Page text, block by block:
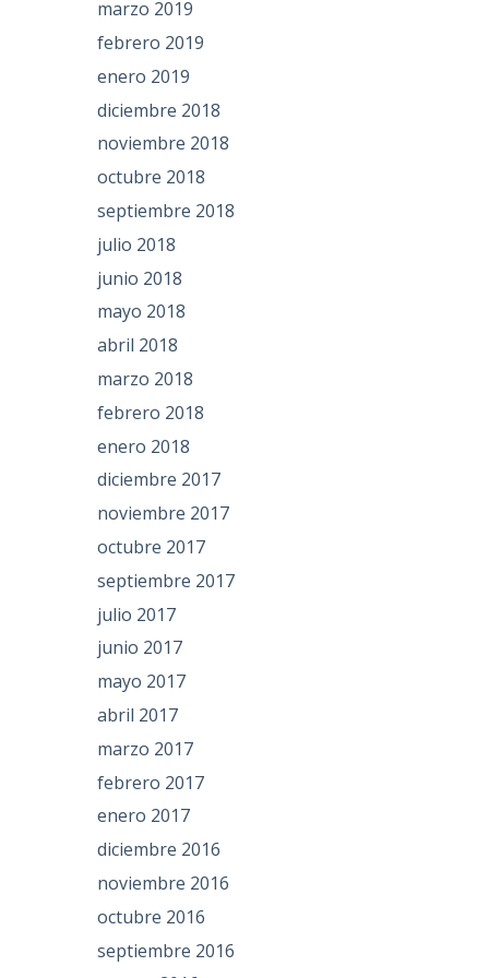
marzo 2019
febrero 2019
enero 2019
diciembre 2018
noviembre 2018
octubre 2018
septiembre 2018
julio 2018
junio 2018
mayo 2018
abril 2018
marzo 2018
febrero 2018
enero 2018
diciembre 2017
noviembre 2017
octubre 2017
septiembre 2017
julio 2017
junio 2017
mayo 2017
abril 2017
marzo 2017
febrero 2017
enero 2017
diciembre 2016
noviembre 2016
octubre 2016
septiembre 2016